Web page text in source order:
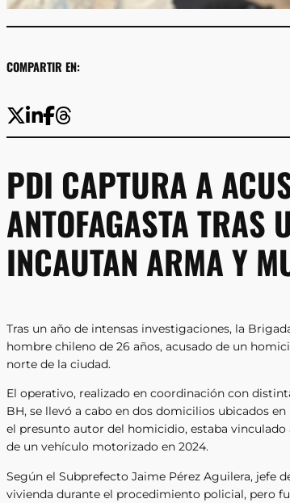
COMPARTIR EN:
PDI CAPTURA A
ANTOFAGASTA TRAS
INCAUTAN ARMA Y
Tras un año de intensas investigaciones, la
hombre chileno de 26 años, acusado de un
norte de la ciudad.
El operativo, realizado en coordinación con
BH, se llevó a cabo en dos domicilios ubicados
el presunto autor del homicidio, estaba vinculado
de un vehículo motorizado en 2024.
Según el Subprefecto Jaime Pérez Aguilera, jefe
vivienda durante el procedimiento policial, pero